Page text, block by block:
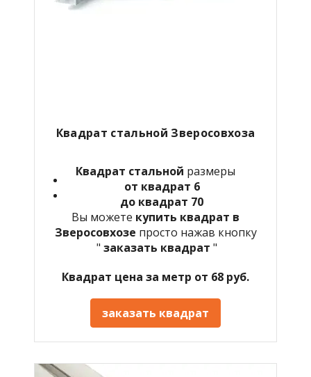
Квадрат стальной Зверосовхоза
Квадрат стальной размеры
от квадрат 6
до квадрат 70
Вы можете купить квадрат в
Зверосовхозе просто нажав кнопку
" заказать квадрат "
Квадрат цена за метр от 68 руб.
заказать квадрат